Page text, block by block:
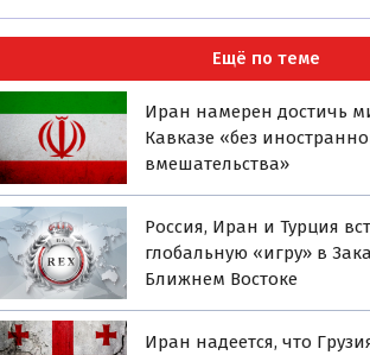
Ещё по теме
Иран намерен достичь
Кавказе «без
вмешательства»
Россия, Иран и Турция
глобальную «игру» в
Ближнем Востоке
Иран надеется, что